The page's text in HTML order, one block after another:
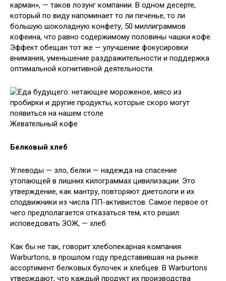
карман», — таков лозунг компании. В одном десерте,
который по виду напоминает то ли печенье, то ли
большую шоколадную конфету, 50 миллиграммов
кофеина, что равно содержимому половины чашки кофе.
Эффект обещан тот же — улучшение фокусировки
внимания, уменьшение раздражительности и поддержка
оптимальной когнитивной деятельности.
Жевательный кофе
Белковый хлеб
Углеводы — зло, белки — надежда на спасение
утопающей в лишних килограммах цивилизации. Это
утверждение, как мантру, повторяют диетологи и их
сподвижники из числа ПП-активистов. Самое первое от
чего предполагается отказаться тем, кто решил
исповедовать ЗОЖ, — хлеб.
Как бы не так, говорит хлебопекарная компания
Warburtons, в прошлом году представившая на рынке
ассортимент белковых булочек и хлебцев. В Warburtons
утверждают, что каждый продукт их производства